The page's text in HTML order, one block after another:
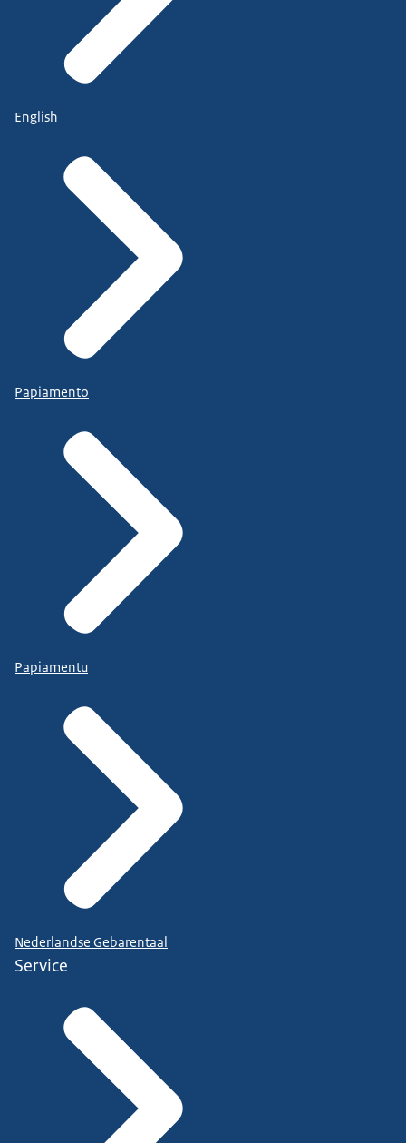
English
Papiamento
Papiamentu
Nederlandse Gebarentaal
Service